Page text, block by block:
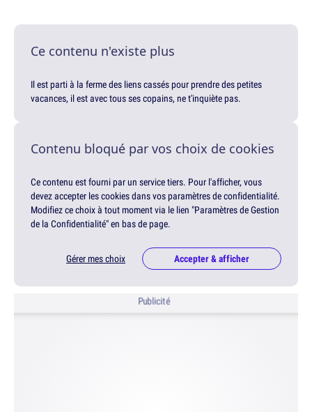
Ce contenu n'existe plus
Il est parti à la ferme des liens cassés pour prendre des petites
vacances, il est avec tous ses copains, ne t'inquiète pas.
Contenu bloqué par vos choix de cookies
Ce contenu est fourni par un service tiers. Pour l'afficher, vous
devez accepter les cookies dans vos paramètres de confidentialité.
Modifiez ce choix à tout moment via le lien "Paramètres de Gestion
de la Confidentialité" en bas de page.
Gérer mes choix Accepter & afficher
Publicité